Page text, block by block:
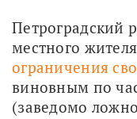
Петроградский
ограничения
виновным по
(заведомо